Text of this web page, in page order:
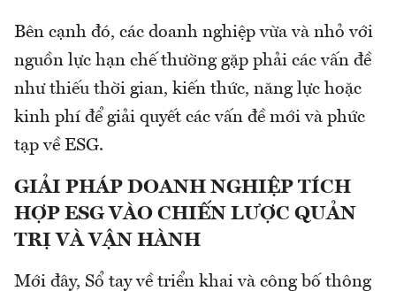
Bên cạnh đó, các doanh nghiệp vừa và nhỏ với
nguồn lực hạn chế thường gặp phải các vấn đề
như thiếu thời gian, kiến thức, năng lực hoặc
kinh phí để giải quyết các vấn đề mới và phức
tạp về ESG.
GIẢI PHÁP DOANH NGHIỆP TÍCH
HỢP ESGVÀO CHIẾN LƯỢC QUẢN
TRỊ VÀ VẬN HÀNH
Mới đây, Sổ tay về triển khai và công bố thông